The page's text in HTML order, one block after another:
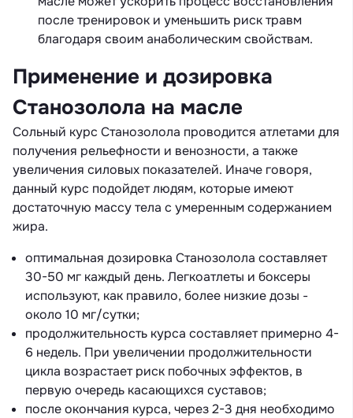
после тренировок и уменьшить риск травм
благодаря своим анаболическим свойствам.
Применение и дозировка
Станозолола на масле
Сольный курс Станозолола проводится атлетами для
получения рельефности и венозности, а также
увеличения силовых показателей. Иначе говоря,
данный курс подойдет людям, которые имеют
достаточную массу тела с умеренным содержанием
жира.
оптимальная дозировка Станозолола составляет
30-50 мг каждый день. Легкоатлеты и боксеры
используют, как правило, более низкие дозы -
около 10 мг/сутки;
продолжительность курса составляет примерно 4-
6 недель. При увеличении продолжительности
цикла возрастает риск побочных эффектов, в
первую очередь касающихся суставов;
после окончания курса, через 2-3 дня необходимо